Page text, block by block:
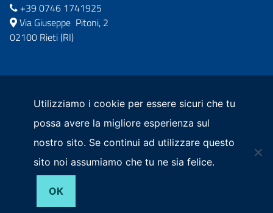
+39 0746 1741925
Via Giuseppe Pitoni, 2
02100 Rieti (RI)
comm.ricostruzionesisma2016@pec.governo.it
Privacy Policy
Utilizziamo i cookie per essere sicuri che tu
possa avere la migliore esperienza sul
nostro sito. Se continui ad utilizzare questo
sito noi assumiamo che tu ne sia felice.
OK